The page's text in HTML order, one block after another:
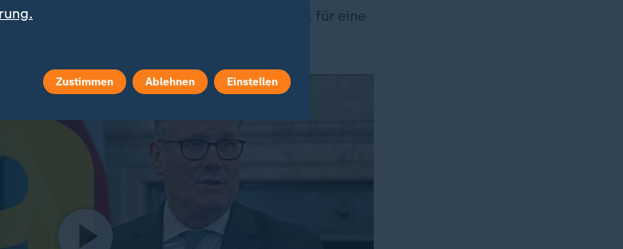
ermöglicht. Als weiterer möglicher Kandidat für eine
Zustimmen Ablehnen Einstellen